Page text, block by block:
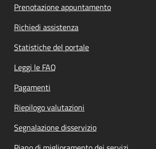
Prenotazione appuntamento
Richiedi assistenza
Statistiche del portale
Leggi le FAQ
Pagamenti
Riepilogo valutazioni
Segnalazione disservizio